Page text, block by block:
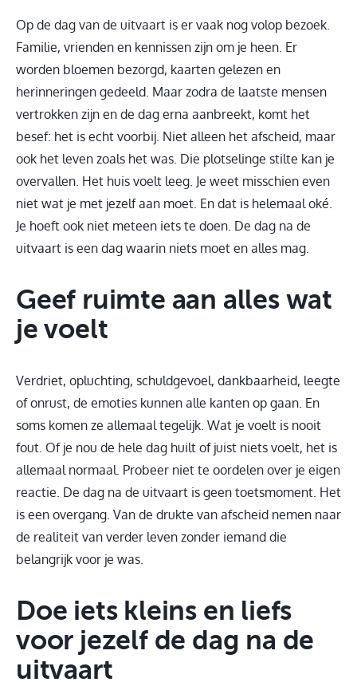
Op de dag van de uitvaart is er vaak nog volop bezoek.
Familie, vrienden en kennissen zijn om je heen. Er
worden bloemen bezorgd, kaarten gelezen en
herinneringen gedeeld. Maar zodra de laatste mensen
vertrokken zijn en de dag erna aanbreekt, komt het
besef: het is echt voorbij. Niet alleen het afscheid, maar
ook het leven zoals het was. Die plotselinge stilte kan je
overvallen. Het huis voelt leeg. Je weet misschien even
niet wat je met jezelf aan moet. En dat is helemaal oké.
Je hoeft ook niet meteen iets te doen. De dag na de
uitvaart is een dag waarin niets moet en alles mag.
Geef ruimte aan alles wat
je voelt
Verdriet, opluchting, schuldgevoel, dankbaarheid, leegte
of onrust, de emoties kunnen alle kanten op gaan. En
soms komen ze allemaal tegelijk. Wat je voelt is nooit
fout. Of je nou de hele dag huilt of juist niets voelt, het is
allemaal normaal. Probeer niet te oordelen over je eigen
reactie. De dag na de uitvaart is geen toetsmoment. Het
is een overgang. Van de drukte van afscheid nemen naar
de realiteit van verder leven zonder iemand die
belangrijk voor je was.
Doe iets kleins en liefs
voor jezelf de dag na de
uitvaart